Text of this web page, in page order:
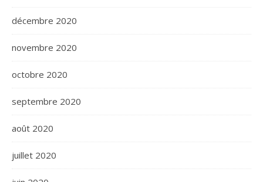
décembre 2020
novembre 2020
octobre 2020
septembre 2020
août 2020
juillet 2020